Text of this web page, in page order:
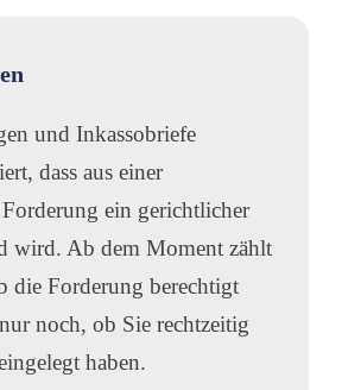
und Inkassobriefe
dass aus einer
ein gerichtlicher
wird. Ab dem Moment zählt
die Forderung berechtigt
noch, ob Sie rechtzeitig
haben.